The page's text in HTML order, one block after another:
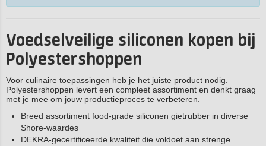
Voedselveilige siliconen kopen bij
Polyestershoppen
Voor culinaire toepassingen heb je het juiste product nodig.
Polyestershoppen levert een compleet assortiment en denkt graag
met je mee om jouw productieproces te verbeteren.
Breed assortiment food-grade siliconen gietrubber in diverse
Shore-waardes
DEKRA-gecertificeerde kwaliteit die voldoet aan strenge